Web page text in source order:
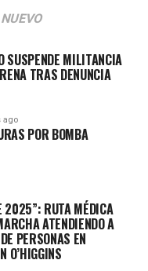
NUEVO
SUSPENDE MILITANCIA
TRAS DENUNCIA
ago
POR BOMBA
2025”: RUTA MÉDICA
ATENDIENDO A
PERSONAS EN
O’HIGGINS